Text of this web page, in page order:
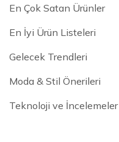
En Çok Satan Ürünler
En İyi Ürün Listeleri
Gelecek Trendleri
Moda & Stil Önerileri
Teknoloji ve İncelemeler